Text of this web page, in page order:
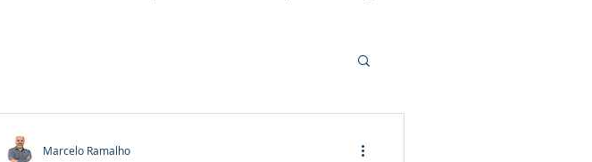
Marcelo Ramalho